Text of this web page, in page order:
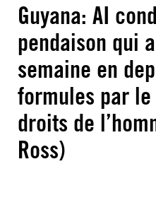
Guyana: AI
pendaison qui
semaine en
formules par le
droits de
Ross)